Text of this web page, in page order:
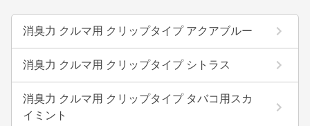
消臭力 クルマ用 クリップタイプ アクアブルー
消臭力 クルマ用 クリップタイプ シトラス
消臭力 クルマ用 クリップタイプ タバコ用スカ
イミント